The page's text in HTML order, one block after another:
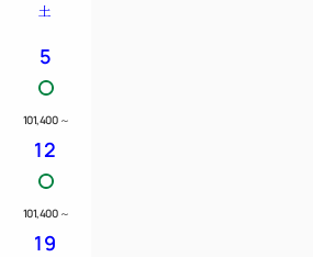
土
5
101,400 ～
12
101,400 ～
19